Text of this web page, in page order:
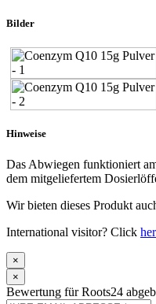
Bilder
Hinweise
Das Abwiegen funktioniert
dem mitgeliefertem
Wir bieten dieses Produkt
International visitor? Click
×
×
Bewertung für Roots24